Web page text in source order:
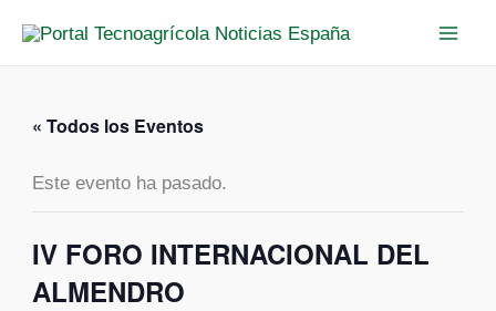
« Todos los Eventos
Este evento ha pasado.
IV FORO INTERNACIONAL DEL
ALMENDRO